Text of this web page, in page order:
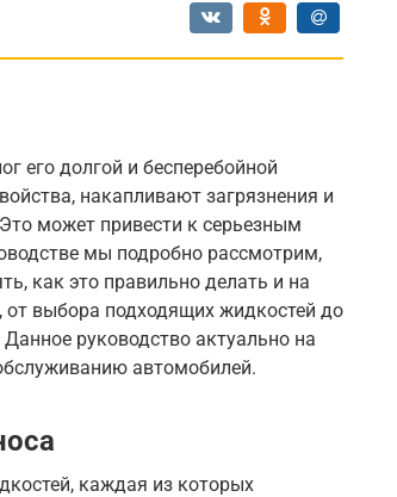
его долгой и бесперебойной
накапливают загрязнения и
может привести к серьезным
мы подробно рассмотрим,
как это правильно делать и на
выбора подходящих жидкостей до
руководство актуально на
автомобилей.
каждая из которых